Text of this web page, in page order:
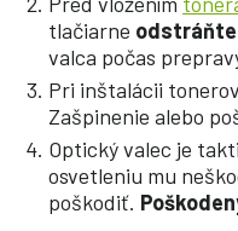
tlačiarne odstráňte
valca počas
Pri inštalácii
Zašpinenie alebo
Optický valec je
osvetleniu mu
poškodiť.